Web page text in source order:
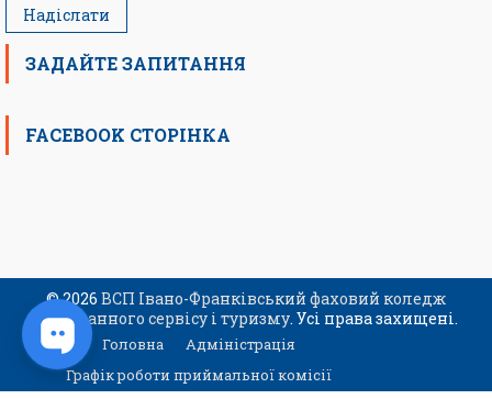
ЗАДАЙТЕ ЗАПИТАННЯ
FACEBOOK СТОРІНКА
© 2026 ВСП Івано-Франківський фаховий коледж
ресторанного сервісу і туризму. Усі права захищені.
Головна
Адміністрація
Графік роботи приймальної комісії